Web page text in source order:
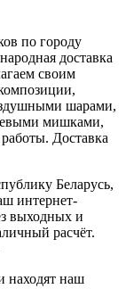
по городу
доставка
своим
шарами,
мишками,
Доставка
Беларусь,
интернет-
выходных и
расчёт.
находят наш